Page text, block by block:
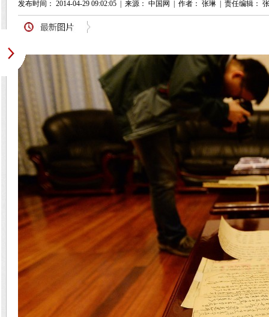
发布时间： 2014-04-29 09:02:05 来源： 中国网 作者： 张琳 责任编辑：